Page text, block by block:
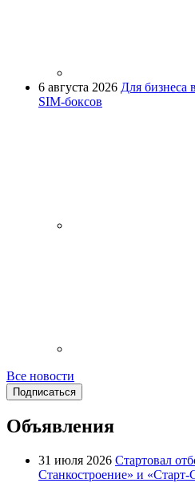
6 августа 2026 Для бизнеса
SIM-боксов
Все новости
Подписаться
Объявления
31 июля 2026 Стартовал
Станкостроение» и «Старт-